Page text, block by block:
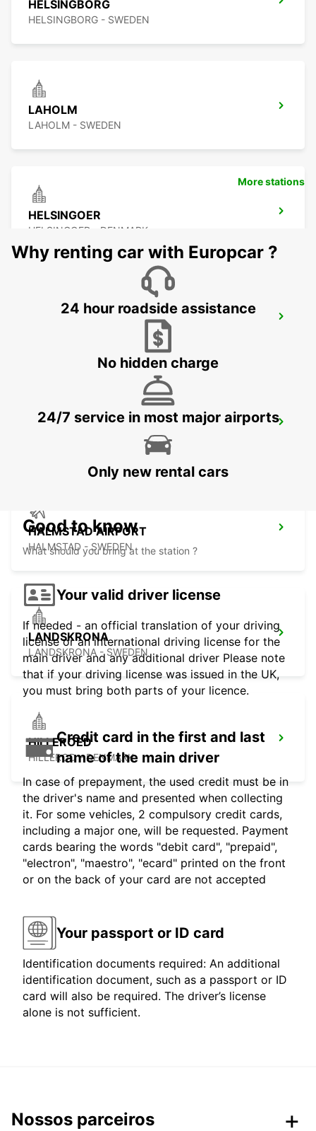
HELSINGBORG
HELSINGBORG - SWEDEN
LAHOLM
LAHOLM - SWEDEN
HELSINGOER
HELSINGOER - DENMARK
HALMSTAD TAGSTATION
HALMSTAD
HALMSTAD AIRPORT
HALMSTAD - SWEDEN
LANDSKRONA
LANDSKRONA - SWEDEN
HILLEROED
HILLEROD - DENMARK
More stations
Why renting car with Europcar ?
24 hour roadside assistance
No hidden charge
24/7 service in most major airports
Only new rental cars
Good to know
What should you bring at the station ?
Your valid driver license
If needed - an official translation of your driving
license or an international driving license for the
main driver and any additional driver Please note
that if your driving license was issued in the UK,
you must bring both parts of your licence.
Credit card in the first and last
name of the main driver
In case of prepayment, the used credit must be in
the driver's name and presented when collecting
it. For some vehicles, 2 compulsory credit cards,
including a major one, will be requested. Payment
cards bearing the words "debit card", "prepaid",
"electron", "maestro", "ecard" printed on the front
or on the back of your card are not accepted
Your passport or ID card
Identification documents required: An additional
identification document, such as a passport or ID
card will also be required. The driver’s license
alone is not sufficient.
Nossos parceiros